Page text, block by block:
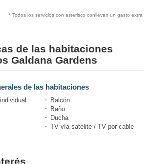
* Todos los servicios con asterisco conllevan un gasto extra
de las habitaciones
Galdana Gardens
de las habitaciones
Balcón
Baño
Ducha
TV vía satélite / TV por cable